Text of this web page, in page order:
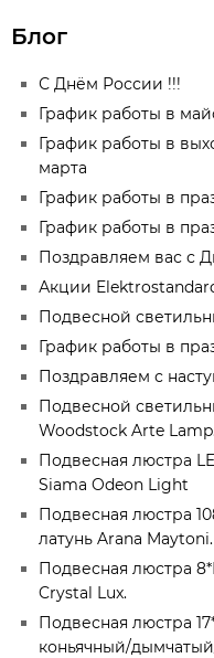
Блог
С Днём России !!!
График работы в
График работы в
марта
График работы в
График работы в
Поздравляем вас с
Акции
Подвесной
График работы в
Поздравляем с
Подвесной
Woodstock Arte
Подвесная люстра
Siama Odeon Light
Подвесная люстра
латунь Arana Maytoni.
Подвесная люстра
Crystal Lux.
Подвесная люстра
коньячный/